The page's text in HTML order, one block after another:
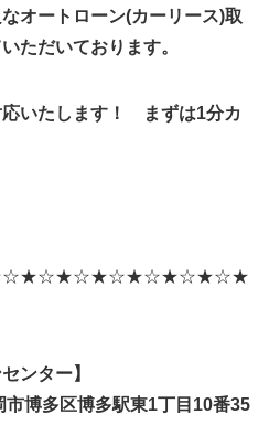
オートローン(カーリース)取
ただいております。
応いたします！ まずは1分カ
ンター】
博多区博多駅東1丁目10番35